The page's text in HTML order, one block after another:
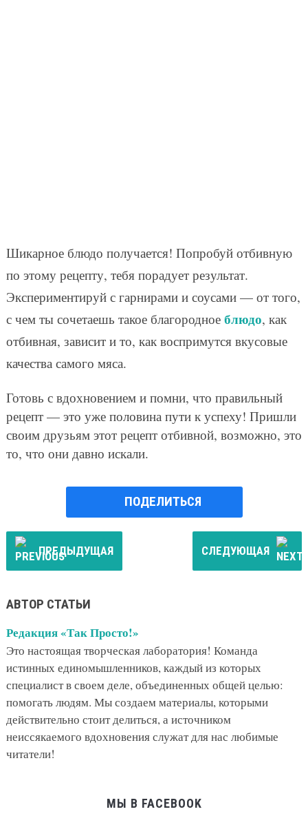
Шикарное блюдо получается! Попробуй отбивную
по этому рецепту, тебя порадует результат.
Экспериментируй с гарнирами и соусами — от того,
с чем ты сочетаешь такое благородное блюдо, как
отбивная, зависит и то, как воспримутся вкусовые
качества самого мяса.
Готовь с вдохновением и помни, что правильный
рецепт — это уже половина пути к успеху! Пришли
своим друзьям этот рецепт отбивной, возможно, это
то, что они давно искали.
ПОДЕЛИТЬСЯ
ПРЕДЫДУЩАЯ СЛЕДУЮЩАЯ
АВТОР СТАТЬИ
Редакция «Так Просто!»
Это настоящая творческая лаборатория! Команда
истинных единомышленников, каждый из которых
специалист в своем деле, объединенных общей целью:
помогать людям. Мы создаем материалы, которыми
действительно стоит делиться, а источником
неиссякаемого вдохновения служат для нас любимые
читатели!
МЫ В FACEBOOK